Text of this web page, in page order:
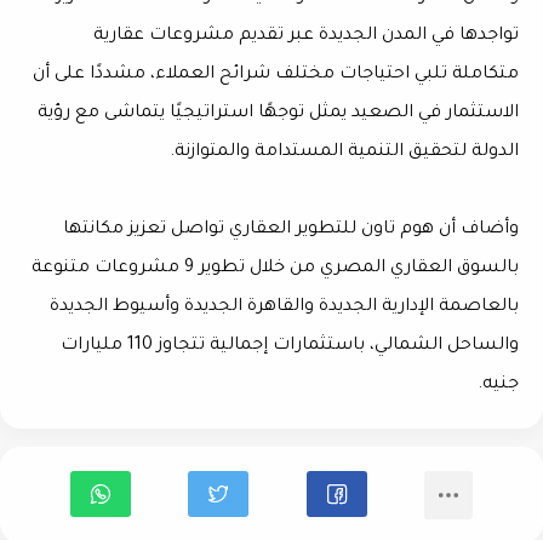
تواجدها في المدن الجديدة عبر تقديم مشروعات عقارية
متكاملة تلبي احتياجات مختلف شرائح العملاء، مشددًا على أن
الاستثمار في الصعيد يمثل توجهًا استراتيجيًا يتماشى مع رؤية
الدولة لتحقيق التنمية المستدامة والمتوازنة.
وأضاف أن هوم تاون للتطوير العقاري تواصل تعزيز مكانتها
بالسوق العقاري المصري من خلال تطوير 9 مشروعات متنوعة
بالعاصمة الإدارية الجديدة والقاهرة الجديدة وأسيوط الجديدة
والساحل الشمالي، باستثمارات إجمالية تتجاوز 110 مليارات
جنيه.